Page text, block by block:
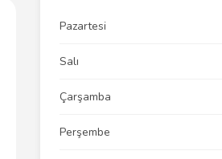
Pazartesi
Salı
Çarşamba
Perşembe